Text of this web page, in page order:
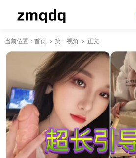
当前位置： 首页 第一视角 正文